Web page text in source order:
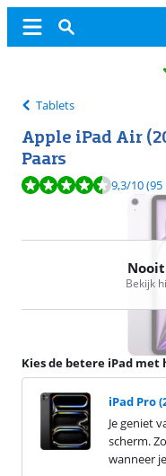
Tablets
Apple iPad Air
Paars
Beoordeling is 9,3 van de
9,3/10(95
Bekijk
Kies de betere iPad
iPad Pro
Je geniet
scherm.
wanneer